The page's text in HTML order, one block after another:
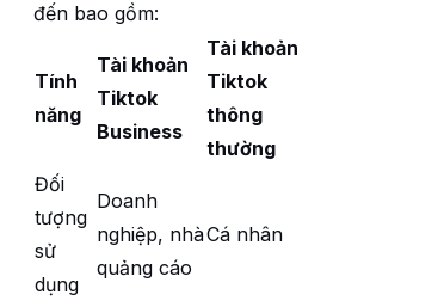
đến bao gồm:
Tính
năng
Tài khoản
Tiktok
Business
Tài khoản
Tiktok
thông
thường
Đối
tượng
sử
dụng
Doanh
nghiệp, nhà
quảng cáo
Cá nhân